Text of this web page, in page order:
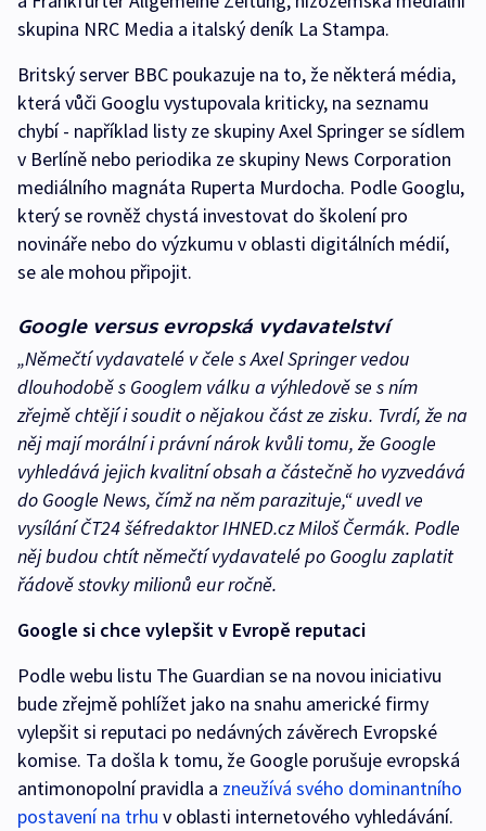
skupina NRC Media a italský deník La Stampa.
Britský server BBC poukazuje na to, že některá média,
která vůči Googlu vystupovala kriticky, na seznamu
chybí - například listy ze skupiny Axel Springer se sídlem
v Berlíně nebo periodika ze skupiny News Corporation
mediálního magnáta Ruperta Murdocha. Podle Googlu,
který se rovněž chystá investovat do školení pro
novináře nebo do výzkumu v oblasti digitálních médií,
se ale mohou připojit.
Google versus evropská vydavatelství
„Němečtí vydavatelé v čele s Axel Springer vedou
dlouhodobě s Googlem válku a výhledově se s ním
zřejmě chtějí i soudit o nějakou část ze zisku. Tvrdí, že na
něj mají morální i právní nárok kvůli tomu, že Google
vyhledává jejich kvalitní obsah a částečně ho vyzvedává
do Google News, čímž na něm parazituje,“ uvedl ve
vysílání ČT24 šéfredaktor IHNED.cz Miloš Čermák. Podle
něj budou chtít němečtí vydavatelé po Googlu zaplatit
řádově stovky milionů eur ročně.
Google si chce vylepšit v Evropě reputaci
Podle webu listu The Guardian se na novou iniciativu
bude zřejmě pohlížet jako na snahu americké firmy
vylepšit si reputaci po nedávných závěrech Evropské
komise. Ta došla k tomu, že Google porušuje evropská
antimonopolní pravidla a zneužívá svého dominantního
postavení na trhu v oblasti internetového vyhledávání.